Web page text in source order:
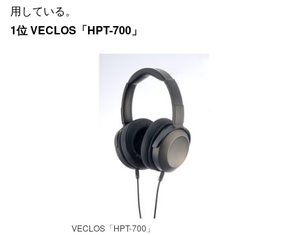
用している。
1位 VECLOS「HPT-700」
VECLOS「HPT-700」